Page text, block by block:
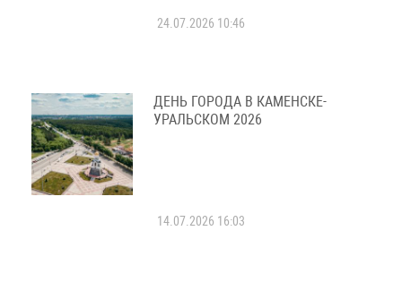
24.07.2026 10:46
ДЕНЬ ГОРОДА В КАМЕНСКЕ-
УРАЛЬСКОМ 2026
14.07.2026 16:03